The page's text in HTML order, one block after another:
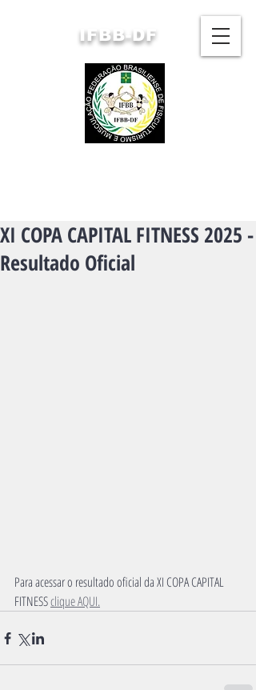
IFBB-DF
XI COPA CAPITAL FITNESS 2025 -
Resultado Oficial
Para acessar o resultado oficial da XI COPA CAPITAL
FITNESS clique AQUI.